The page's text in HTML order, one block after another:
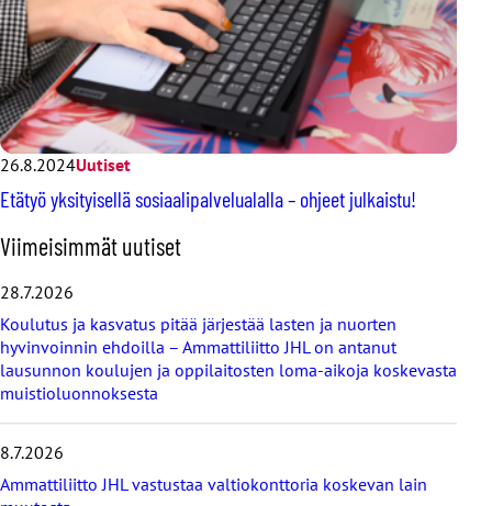
26.8.2024Uutiset
Etätyö yksityisellä sosiaalipalvelualalla – ohjeet julkaistu!
O
h
i
a
v
i
i
i
s
Viimeisimmät uutiset
28.7.2026
Koulutus ja kasvatus pitää järjestää lasten ja nuorten
hyvinvoinnin ehdoilla – Ammattiliitto JHL on antanut
lausunnon koulujen ja oppilaitosten loma-aikoja koskevasta
muistioluonnoksesta
8.7.2026
Ammattiliitto JHL vastustaa valtiokonttoria koskevan lain